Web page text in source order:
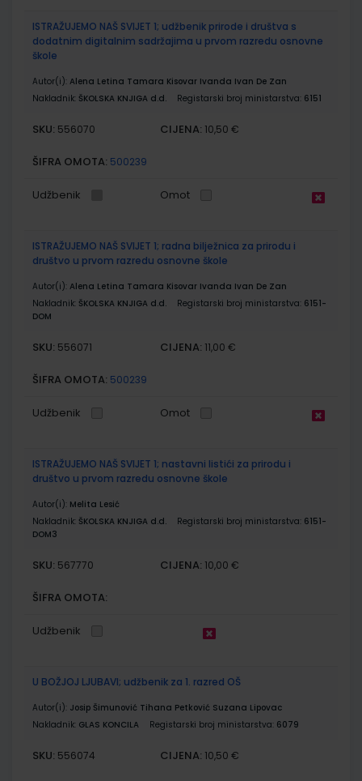
ISTRAŽUJEMO NAŠ SVIJET 1; udžbenik prirode i društva s
dodatnim digitalnim sadržajima u prvom razredu osnovne
škole
Autor(i): Alena Letina Tamara Kisovar Ivanda Ivan De Zan
Nakladnik: ŠKOLSKA KNJIGA d.d. Registarski broj ministarstva: 6151
SKU: 556070 CIJENA: 10,50 €
ŠIFRA OMOTA: 500239
Udžbenik Omot
ISTRAŽUJEMO NAŠ SVIJET 1; radna bilježnica za prirodu i
društvo u prvom razredu osnovne škole
Autor(i): Alena Letina Tamara Kisovar Ivanda Ivan De Zan
Nakladnik: ŠKOLSKA KNJIGA d.d. Registarski broj ministarstva: 6151-
DOM
SKU: 556071 CIJENA: 11,00 €
ŠIFRA OMOTA: 500239
Udžbenik Omot
ISTRAŽUJEMO NAŠ SVIJET 1; nastavni listići za prirodu i
društvo u prvom razredu osnovne škole
Autor(i): Melita Lesić
Nakladnik: ŠKOLSKA KNJIGA d.d. Registarski broj ministarstva: 6151-
DOM3
SKU: 567770 CIJENA: 10,00 €
ŠIFRA OMOTA:
Udžbenik
U BOŽJOJ LJUBAVI; udžbenik za 1. razred OŠ
Autor(i): Josip Šimunović Tihana Petković Suzana Lipovac
Nakladnik: GLAS KONCILA Registarski broj ministarstva: 6079
SKU: 556074 CIJENA: 10,50 €